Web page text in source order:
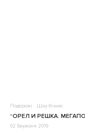
Подорожі Шоу-бізнес
“ОРЕЛ И РЕШКА.
02 Березня 2019